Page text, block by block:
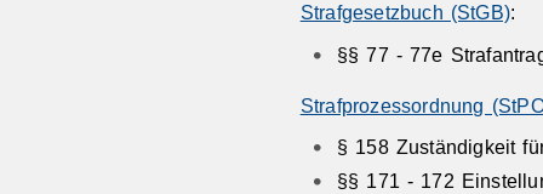
Strafgesetzbuch (StGB):
§§ 77 - 77e
Strafprozessordnung
§ 158 Zuständigkeit
§§ 171 - 172